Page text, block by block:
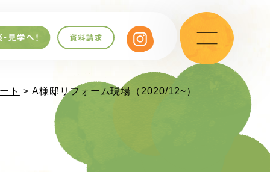
ト > A様邸リフォーム現場（2020/12~）